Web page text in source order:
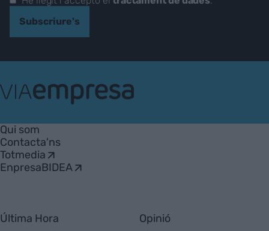
Subscriure's
Empresa
Qui som
Contacta'ns
Totmedia
EnpresaBIDEA
Última Hora Opinió